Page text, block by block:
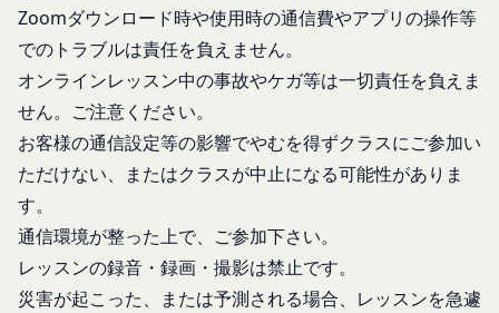
Zoomダウンロード時や使用時の通信費やアプリの操作等
でのトラブルは責任を負えません。
オンラインレッスン中の事故やケガ等は一切責任を負えま
せん。ご注意ください。
お客様の通信設定等の影響でやむを得ずクラスにご参加い
ただけない、またはクラスが中止になる可能性がありま
す。
通信環境が整った上で、ご参加下さい。
レッスンの録音・録画・撮影は禁止です。
災害が起こった、または予測される場合、レッスンを急遽
その他の法令により当社が義務を負う範囲におい
て、速やかに対応させていただきます。
なお、かかる場合には、本人確認をさせていただく
場合があります。
お問い合わせ
開示等のご希望、ご意見、ご質問、苦情のお申し出
その他個人情報の取り扱いに関するお問い合わせ
メールによるお問い合わせ
営業時間内に順次回答いたします。
お問い合わせ内容によっては回答にお時間をいただ
変更が生じた場合、直ちに当社所定の方法により登
録内容を変更する手続きを行うものとします。
会員が前項に定める変更手続きを行わなかった場合
には、既に登録済みの情報に基づく処理を適正・有
効なものとすることをあらかじめ承諾します。
会員が本条第１項に定める変更手続きを行わなかっ
たことにより生じた損害について、当社は一切責任
第6条（IDおよびパスワードの管理）
会員は、会員登録等の際に会員本人が設定し、承
認・登録されたお客様IDおよびパスワードの利